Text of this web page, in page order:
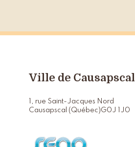
Ville de Causapscal
1, rue Saint-Jacques Nord
Causapscal (Québec)G0J 1J0